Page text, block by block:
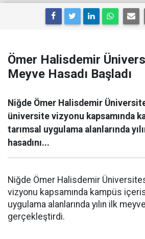
Ömer Halisdemir
Meyve Hasadı Başladı
Niğde Ömer Halisdemir
üniversite vizyonu kapsamında
tarımsal uygulama alanlarında
hasadını...
Niğde Ömer Halisdemir
vizyonu kapsamında kampüs
uygulama alanlarında yılın ilk
gerçekleştirdi.